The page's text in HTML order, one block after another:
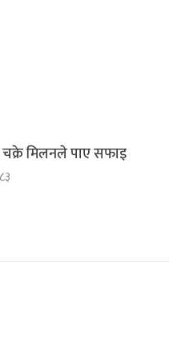
चक्रे मिलनले पाए सफाइ